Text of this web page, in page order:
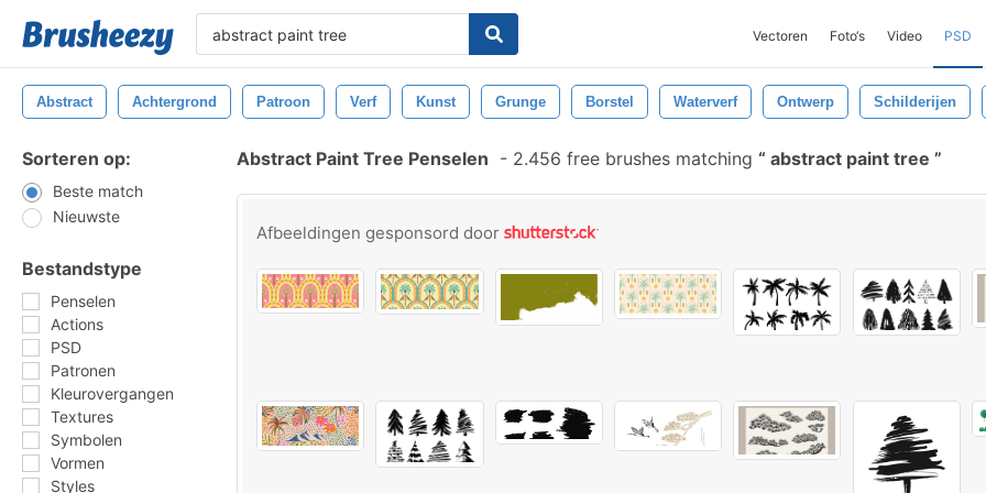
Vectoren Foto‘s Video PSD
Abstract Achtergrond Patroon Verf Kunst Grunge Borstel Waterverf Ontwerp Schilderijen
Sorteren op:
Beste match
Nieuwste
Bestandstype
Penselen
Actions
PSD
Patronen
Kleurovergangen
Textures
Symbolen
Vormen
Styles
Abstract Paint Tree Penselen - 2.456 free brushes matching abstract paint tree
Afbeeldingen gesponsord door